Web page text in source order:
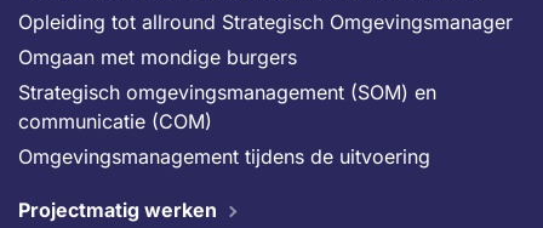
Opleiding tot allround Strategisch Omgevingsmanager
Omgaan met mondige burgers
Strategisch omgevingsmanagement (SOM) en
communicatie (COM)
Omgevingsmanagement tijdens de uitvoering
Projectmatig werken